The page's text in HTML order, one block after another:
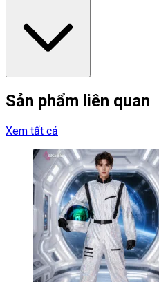
Sản phẩm liên quan
Xem tất cả